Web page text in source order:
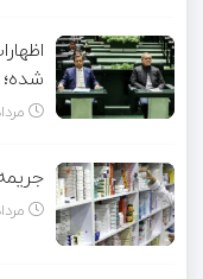
مرداد ۱۷,
جریمه ۶۰ میلیارد ریالی
مرداد ۱۷,